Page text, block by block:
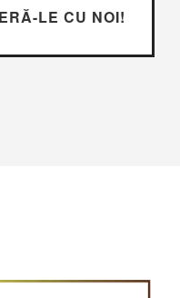
LE CU NOI!